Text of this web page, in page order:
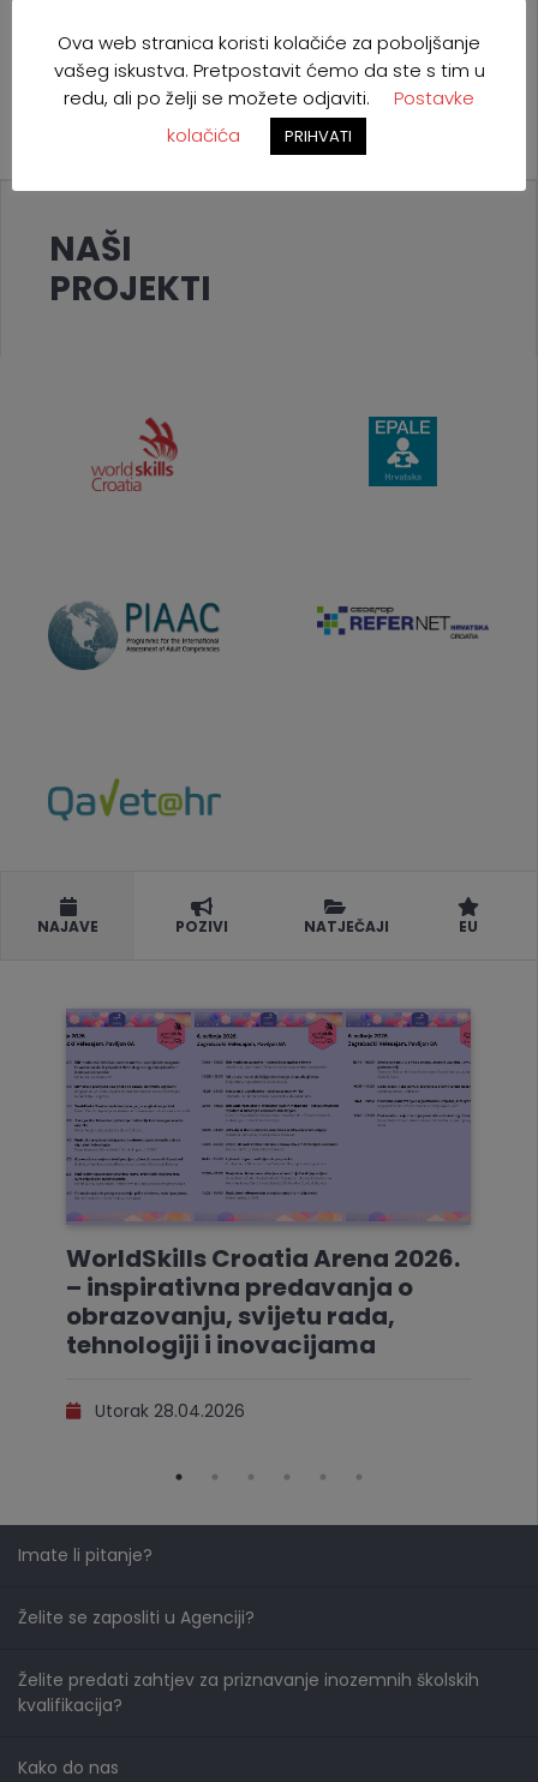
NAŠI
PROJEKTI
NAJAVE POZIVI NATJEČAJI EU
WorldSkills Croatia Arena 2026.
– inspirativna predavanja o
obrazovanju, svijetu rada,
tehnologiji i inovacijama
Utorak 28.04.2026
Imate li pitanje?
Želite se zaposliti u Agenciji?
Želite predati zahtjev za priznavanje inozemnih školskih
kvalifikacija?
Kako do nas
Ova web stranica koristi kolačiće za poboljšanje
vašeg iskustva. Pretpostavit ćemo da ste s tim u
redu, ali po želji se možete odjaviti.
Postavke
kolačića
PRIHVATI